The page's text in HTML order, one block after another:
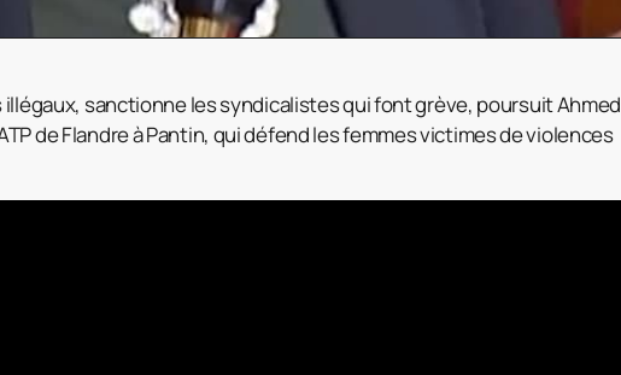
illégaux, sanctionne les syndicalistes qui font grève, poursuit Ahmed
de Flandre à Pantin, qui défend les femmes victimes de violences